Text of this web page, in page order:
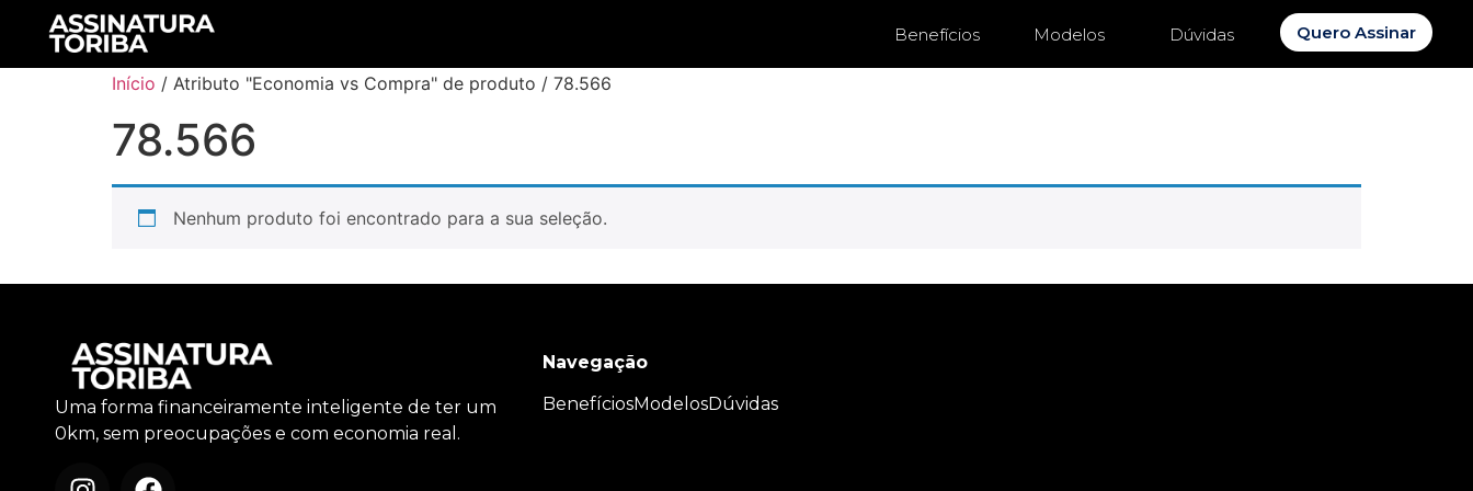
Benefícios Modelos Dúvidas Quero Assinar
Início / Atributo "Economia vs Compra" de produto / 78.566
78.566
Nenhum produto foi encontrado para a sua seleção.
Uma forma financeiramente inteligente de ter um
0km, sem preocupações e com economia real.
Navegação
BenefíciosModelosDúvidas